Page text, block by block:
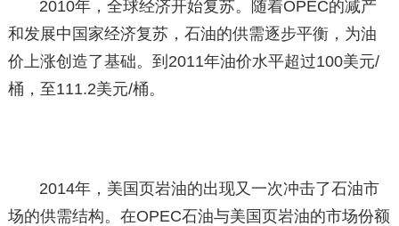
2010年，全球经济开始复苏。随着OPEC的减产
和发展中国家经济复苏，石油的供需逐步平衡，为油
价上涨创造了基础。到2011年油价水平超过100美元/
桶，至111.2美元/桶。
2014年，美国页岩油的出现又一次冲击了石油市
场的供需结构。在OPEC石油与美国页岩油的市场份额